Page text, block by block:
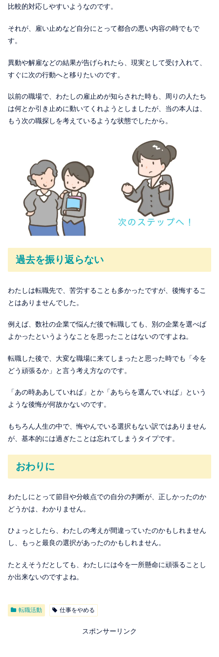
比較的対応しやすいようなのです。
それが、雇い止めなど自分にとって都合の悪い内容の時でもで
す。
異動や解雇などの結果が告げられたら、現実として受け入れて、
すぐに次の行動へと移りたいのです。
以前の職場で、わたしの雇止めが知らされた時も、周りの人たち
は何とか引き止めに動いてくれようとしましたが、当の本人は、
もう次の職探しを考えているような状態でしたから。
過去を振り返らない
わたしは転職先で、苦労することも多かったですが、後悔するこ
とはありませんでした。
例えば、数社の企業で悩んだ後で転職しても、別の企業を選べば
よかったというようなことを思ったことはないのですよね。
転職した後で、大変な職場に来てしまったと思った時でも「今を
どう頑張るか」と言う考え方なのです。
「あの時ああしていれば」とか「あちらを選んでいれば」という
ような後悔が何故かないのです。
もちろん人生の中で、悔やんでいる選択もない訳ではありません
が、基本的には過ぎたことは忘れてしまうタイプです。
おわりに
わたしにとって節目や分岐点での自分の判断が、正しかったのか
どうかは、わかりません。
ひょっとしたら、わたしの考えが間違っていたのかもしれません
し、もっと最良の選択があったのかもしれません。
たとえそうだとしても、わたしには今を一所懸命に頑張ることし
か出来ないのですよね。
転職活動 仕事をやめる
スポンサーリンク